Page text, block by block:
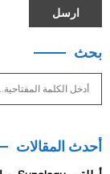
بحث
c
h
أحدث المقالات